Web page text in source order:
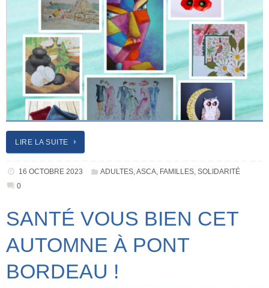
LIRE LA SUITE
16 OCTOBRE 2023 ADULTES ,ASCA FAMILLES ,SOLIDARITÉ
0
SANTÉ VOUS BIEN CET
AUTOMNE À PONT
BORDEAU !